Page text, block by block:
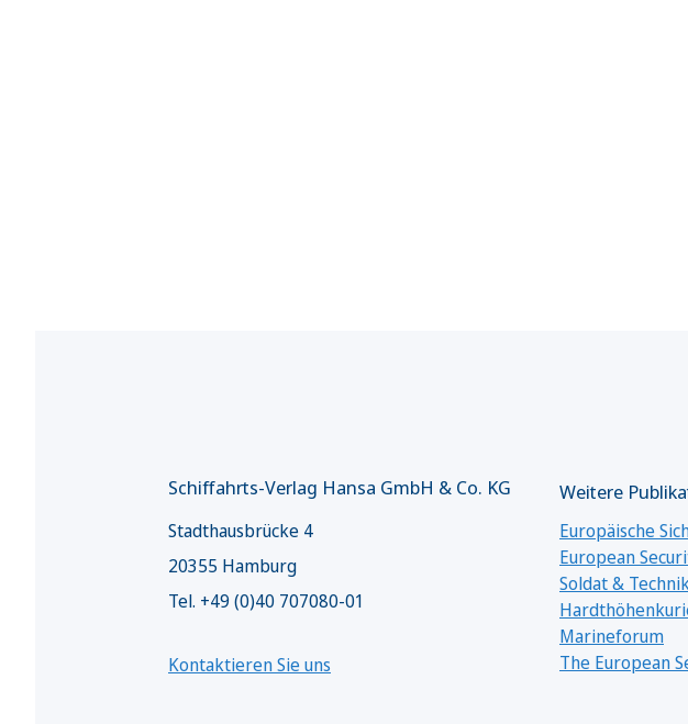
Schiffahrts-Verlag Hansa GmbH & Co. KG
Stadthausbrücke 4
20355 Hamburg
Tel. +49 (0)40 707080-01
Kontaktieren Sie uns
Weitere
Europäische
European
Soldat &
Marineforum
The European